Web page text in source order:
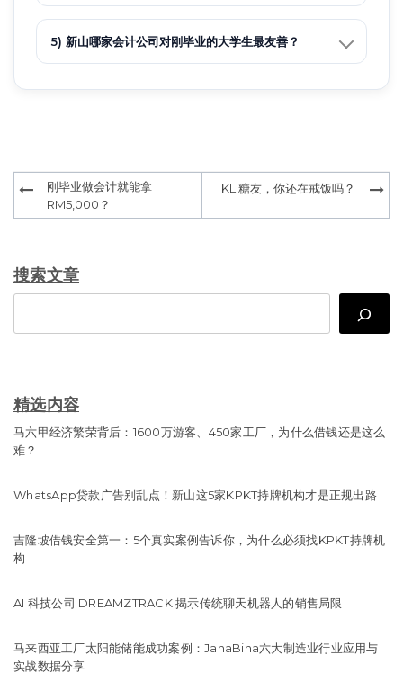
5) 新山哪家会计公司对刚毕业的大学生最友善？
Post
navigation
刚毕业做会计就能拿
RM5,000？
KL 糖友，你还在戒饭吗？
搜索文章
精选内容
马六甲经济繁荣背后：1600万游客、450家工厂，为什么借钱还是这么
难？
WhatsApp贷款广告别乱点！新山这5家KPKT持牌机构才是正规出路
吉隆坡借钱安全第一：5个真实案例告诉你，为什么必须找KPKT持牌机
构
AI 科技公司 DREAMZTRACK 揭示传统聊天机器人的销售局限
马来西亚工厂太阳能储能成功案例：JanaBina六大制造业行业应用与
实战数据分享